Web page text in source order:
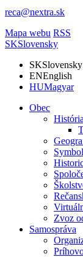
reca@nextra.sk
Mapa webu RSS
SKSlovensky
SKSlovensky
ENEnglish
HUMagyar
Obec
História
Zvoz
Samospráva